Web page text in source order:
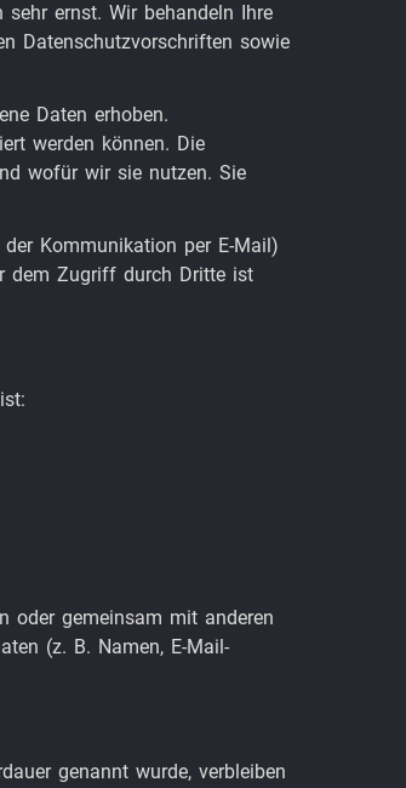
sehr ernst. Wir behandeln Ihre
Datenschutzvorschriften sowie
Daten erhoben.
werden können. Die
wofür wir sie nutzen. Sie
Kommunikation per E-Mail)
dem Zugriff durch Dritte ist
oder gemeinsam mit anderen
(z. B. Namen, E-Mail-
genannt wurde, verbleiben